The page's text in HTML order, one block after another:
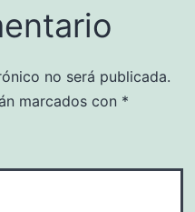
no será publicada.
marcados con *